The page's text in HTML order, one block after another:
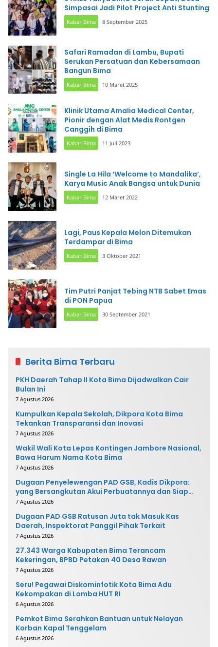
Simpasai Jadi Pilot Project Anti Stunting
Kabar Bima 8 September 2025
Safari Ramadan di Lambu, Bupati
Serukan Persatuan dan Kebersamaan
Bangun Bima
Kabar Bima 10 Maret 2025
Klinik Utama Amalia Medical Center,
Pionir dengan Alat Medis Rontgen
Canggih di Bima
Kabar Bima 11 Juli 2023
Single La Hila ‘Welcome to Mandalika’,
Karya Music Anak Bangsa untuk Dunia
Kabar Bima 12 Maret 2022
Lagi, Paus Kepala Melon Ditemukan
Terdampar di Bima
Kabar Bima 3 Oktober 2021
Tim Putri Panjat Tebing NTB Sabet Emas
di PON Papua
Kabar Bima 30 September 2021
Berita Bima Terbaru
PKH Daerah Tahap II Kota Bima Dijadwalkan Cair
Bulan Ini
7 Agustus 2026
Kumpulkan Kepala Sekolah, Dikpora Kota Bima
Tekankan Transparansi dan Inovasi
7 Agustus 2026
Wakil Wali Kota Lepas Kontingen Jambore Nasional,
Bawa Harum Nama Kota Bima
7 Agustus 2026
Dugaan Penyelewengan PAD GSB, Kadis Dikpora:
yang Bersangkutan Akui Perbuatannya dan Siap
Mengembalikan Uang
7 Agustus 2026
Dugaan PAD GSB Ratusan Juta tak Masuk Kas
Daerah, Inspektorat Panggil Pihak Terkait
7 Agustus 2026
27.343 Warga Kabupaten Bima Terancam
Kekeringan, BPBD Petakan 40 Desa Rawan
7 Agustus 2026
Seru! Pegawai Diskominfotik Kota Bima Adu
Kekompakan di Lomba HUT RI
6 Agustus 2026
Pemkot Bima Serahkan Bantuan untuk Nelayan
Korban Kapal Tenggelam
6 Agustus 2026